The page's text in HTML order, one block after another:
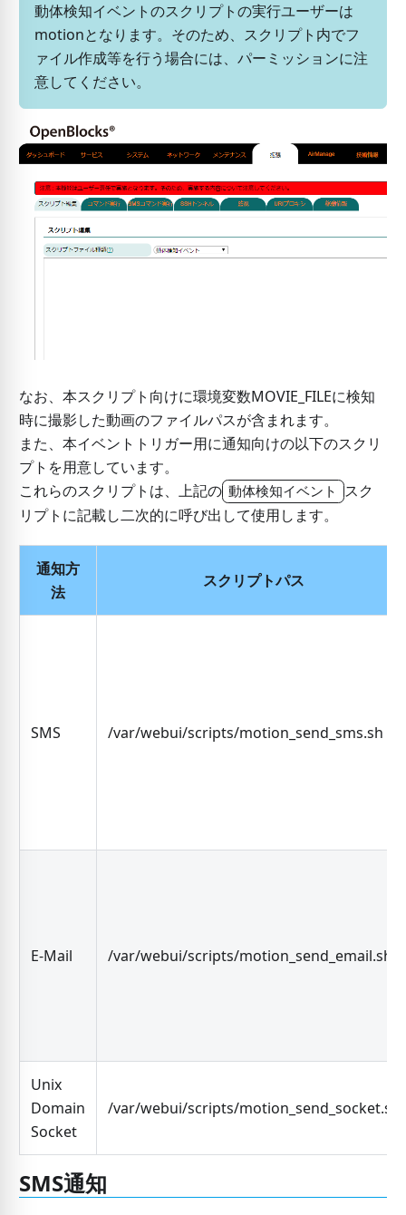
動体検知イベントのスクリプトの実行ユーザーは
motionとなります。そのため、スクリプト内でフ
ァイル作成等を行う場合には、パーミッションに注
意してください。
なお、本スクリプト向けに環境変数MOVIE_FILEに検知
時に撮影した動画のファイルパスが含まれます。
また、本イベントトリガー用に通知向けの以下のスクリ
プトを用意しています。
これらのスクリプトは、上記の 動体検知イベント スク
リプトに記載し二次的に呼び出して使用します。
通知方
法
スクリプトパス
SMS /var/webui/scripts/motion_send_sms.sh
E-Mail /var/webui/scripts/motion_send_email.sh
Unix
Domain
Socket
/var/webui/scripts/motion_send_socket.sh
SMS通知